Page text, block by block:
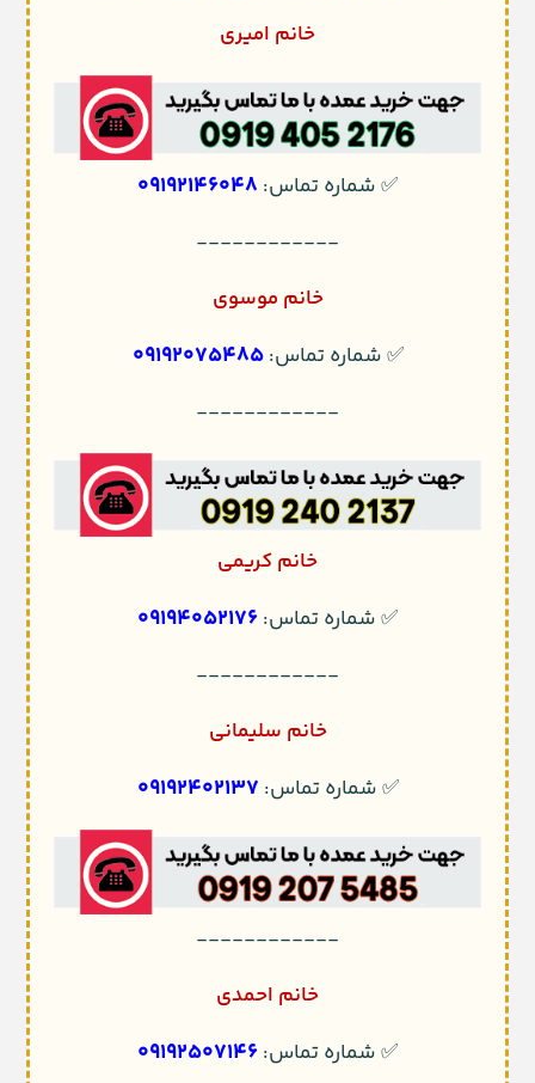
خانم امیری
✅ شماره تماس: 09192146048
------------
خانم موسوی
✅ شماره تماس:09192075485
------------
خانم کریمی
✅ شماره تماس:09194052176
------------
خانم سلیمانی
✅ شماره تماس: 09192402137
------------
خانم احمدی
✅ شماره تماس:09192507146